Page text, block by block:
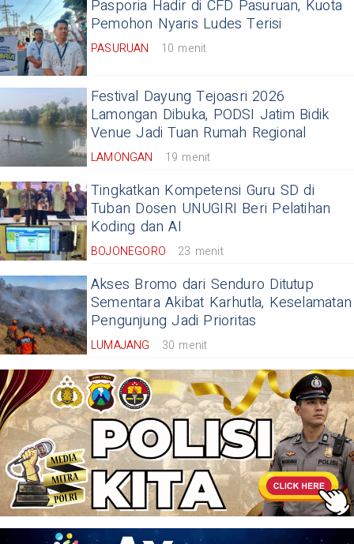
Pasporia Hadir di CFD Pasuruan, Kuota
Pemohon Nyaris Ludes Terisi
PASURUAN 10 menit
Festival Dayung Tejoasri 2026
Lamongan Dibuka, PODSI Jatim Bidik
Venue Jadi Tuan Rumah Regional
LAMONGAN 19 menit
Tingkatkan Kompetensi Guru SD di
Tuban Dosen UNUGIRI Beri Pelatihan
Koding dan AI
BOJONEGORO 23 menit
Akses Bromo dari Senduro Ditutup
Sementara Akibat Karhutla, Keselamatan
Pengunjung Jadi Prioritas
LUMAJANG 30 menit